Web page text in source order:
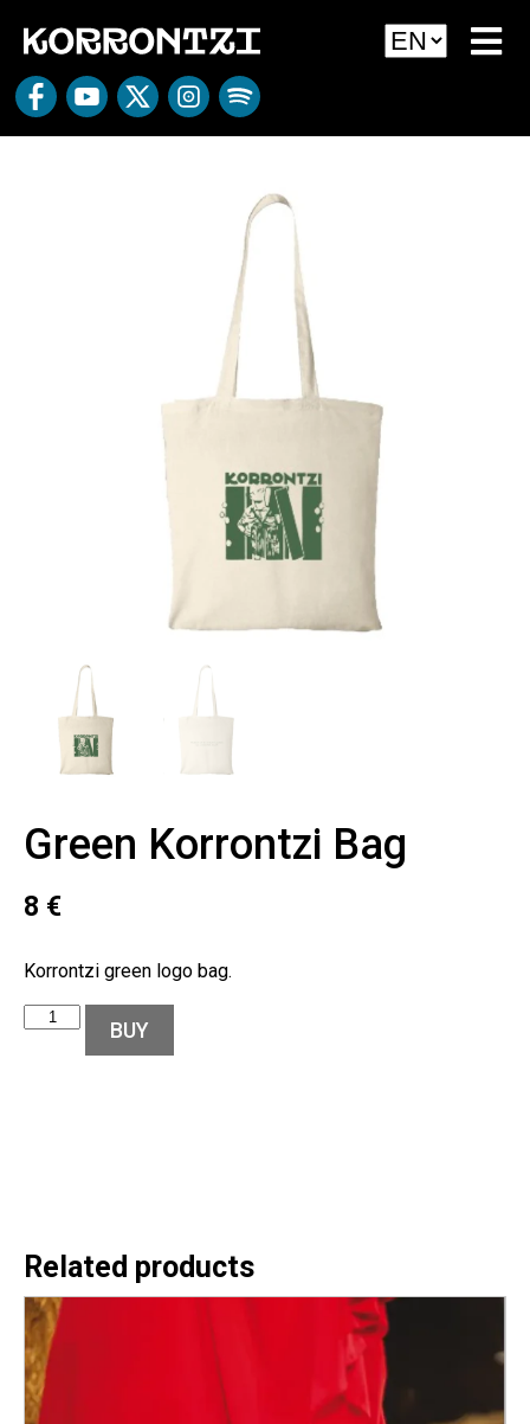
Green Korrontzi Bag
8 €
Korrontzi green logo bag.
BUY
Related products